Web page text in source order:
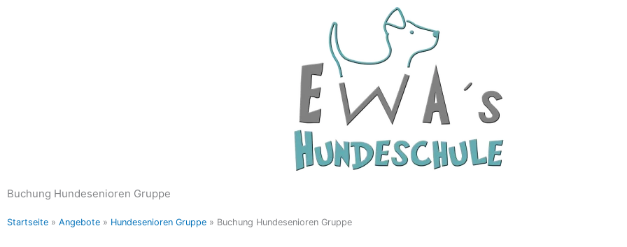
Buchung Hundesenioren Gruppe
Startseite » Angebote » Hundesenioren Gruppe » Buchung Hundesenioren Gruppe